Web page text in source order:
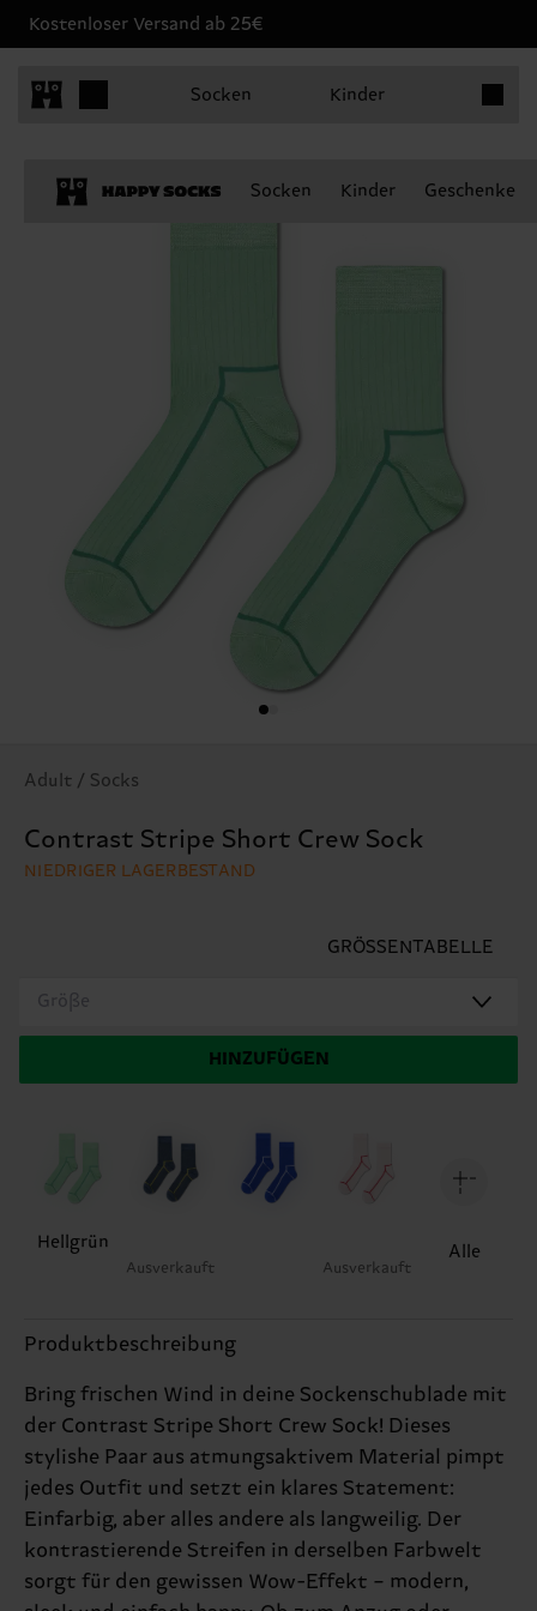
Kostenloser Versand ab 25€
Socken Kinder
Socken Kinder Geschenke
Adult / Socks
Contrast Stripe Short Crew Sock
NIEDRIGER LAGERBESTAND
GRÖSSENTABELLE
Größe
HINZUFÜGEN
Hellgrün
Ausverkauft Ausverkauft
Alle
Produktbeschreibung
Bring frischen Wind in deine Sockenschublade mit
der Contrast Stripe Short Crew Sock! Dieses
stylishe Paar aus atmungsaktivem Material pimpt
jedes Outfit und setzt ein klares Statement:
Einfarbig, aber alles andere als langweilig. Der
kontrastierende Streifen in derselben Farbwelt
sorgt für den gewissen Wow-Effekt – modern,